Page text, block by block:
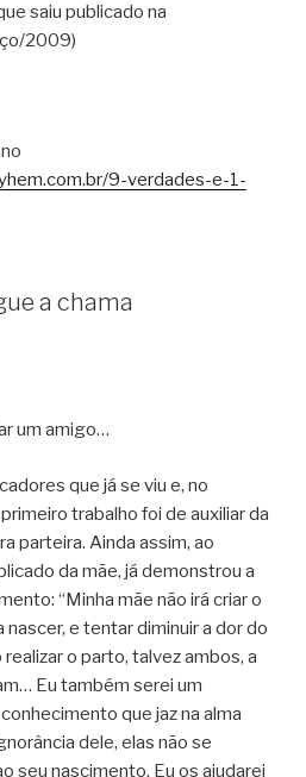
saiu publicado na
2009)
9-verdades-e-1-
a chama
um amigo…
que já se viu e, no
trabalho foi de auxiliar da
parteira. Ainda assim, ao
da mãe, já demonstrou a
“Minha mãe não irá criar o
nascer, e tentar diminuir a dor do
o parto, talvez ambos, a
Eu também serei um
que jaz na alma
dele, elas não se
seu nascimento. Eu os ajudarei